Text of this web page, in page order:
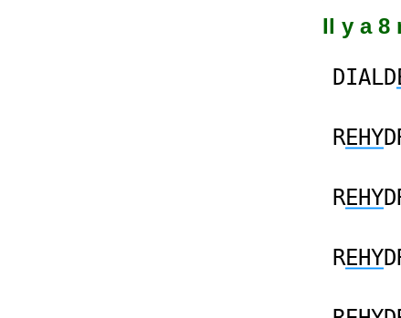
Il y a 8
DIALD
REHY
REHY
REHY